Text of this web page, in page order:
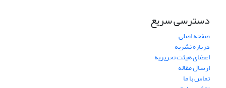
دسترسی سریع
صفحه اصلی
درباره نشریه
اعضای هیئت تحریریه
ارسال مقاله
تماس با ما